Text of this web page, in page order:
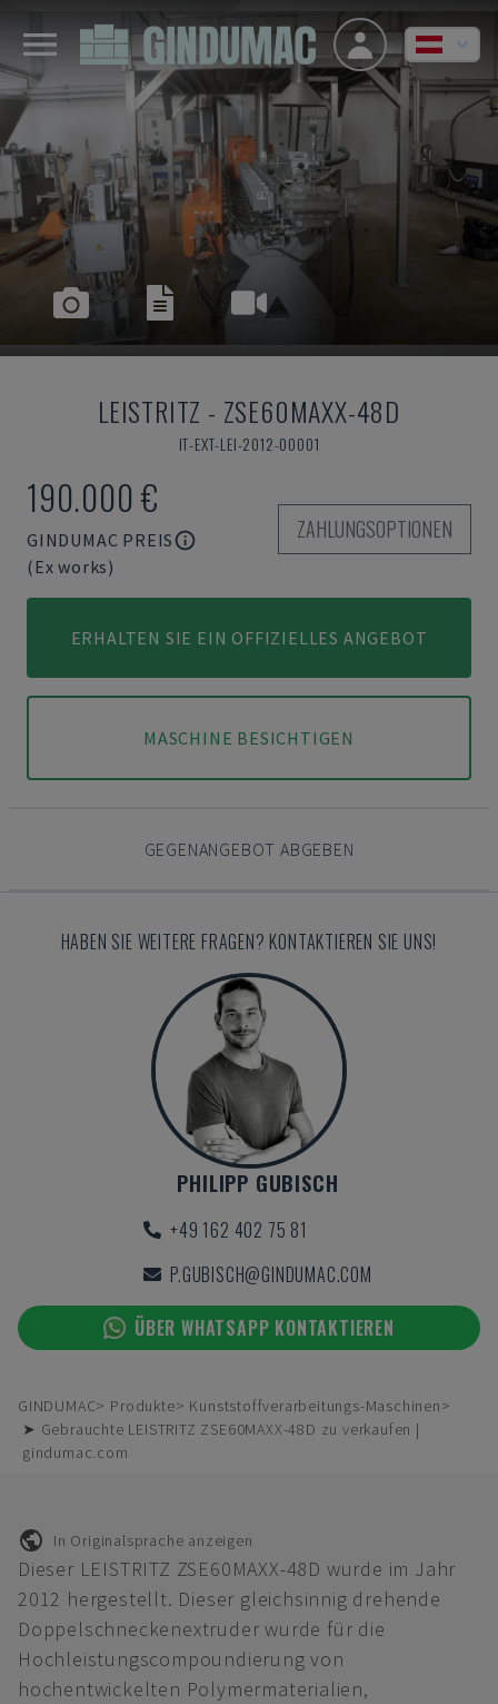
LEISTRITZ - ZSE60MAXX-48D
IT-EXT-LEI-2012-00001
190.000 €
GINDUMAC PREIS
(Ex works)
ZAHLUNGSOPTIONEN
ERHALTEN SIE EIN OFFIZIELLES ANGEBOT
MASCHINE BESICHTIGEN
GEGENANGEBOT ABGEBEN
HABEN SIE WEITERE FRAGEN? KONTAKTIEREN SIE UNS!
PHILIPP GUBISCH
+49 162 402 75 81
P.GUBISCH@GINDUMAC.COM
ÜBER WHATSAPP KONTAKTIEREN
GINDUMAC Produkte
Kunststoffverarbeitungs-Maschinen
➤ Gebrauchte LEISTRITZ ZSE60MAXX-48D zu verkaufen |
gindumac.com
In Originalsprache anzeigen
Dieser LEISTRITZ ZSE60MAXX-48D wurde im Jahr
2012 hergestellt. Dieser gleichsinnig drehende
Doppelschneckenextruder wurde für die
Hochleistungscompoundierung von
hochentwickelten Polymermaterialien,